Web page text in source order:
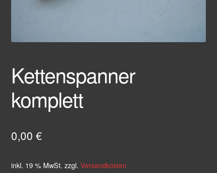
Kettenspanner
komplett
0,00 €
inkl. 19 % MwSt. zzgl. Versandkosten